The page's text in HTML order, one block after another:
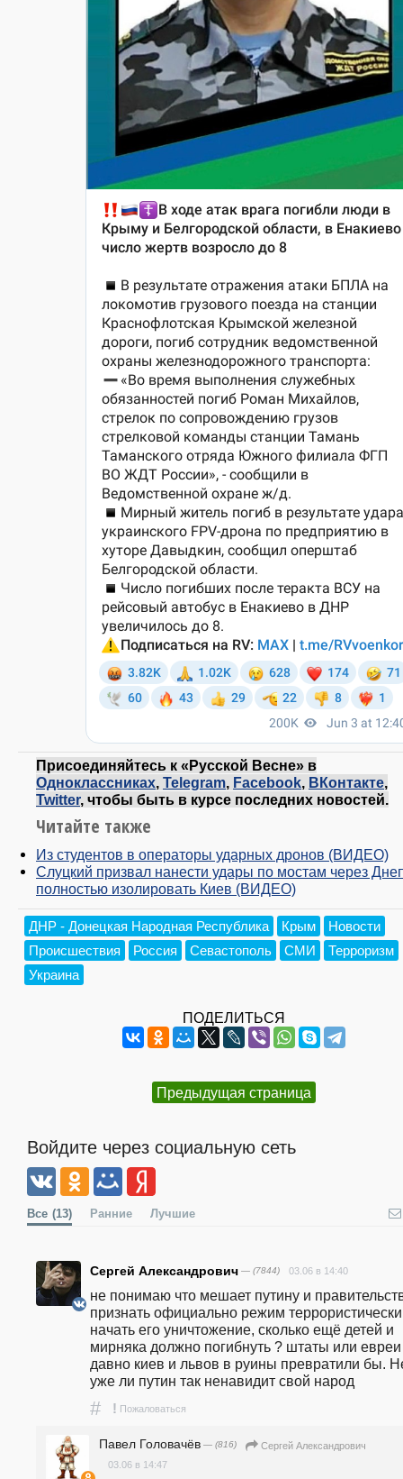
Присоединяйтесь к «Русской Весне» в
Одноклассниках, Telegram, Facebook, ВКонтакте,
Twitter, чтобы быть в курсе последних новостей.
Читайте также
Из студентов в операторы ударных дронов (ВИДЕО)
Слуцкий призвал нанести удары по мостам через
полностью изолировать Киев (ВИДЕО)
ДНР - Донецкая Народная Республика Крым
Новости
Происшествия
Россия Севастополь СМИ
Терроризм
Украина
ПОДЕЛИТЬСЯ
Предыдущая страница
Войдите через социальную сеть
Все (13) Ранние Лучшие
Сергей Александрович — (7844) 03.06 в 14:40
не понимаю что мешает путину и
признать официально режим
начать его уничтожение, сколько ещё детей и
мирняка должно погибнуть ? штаты или евреи
давно киев и львов в руины превратили бы.
уже ли путин так ненавидит свой народ
# ! Пожаловаться
Павел Головачёв — (816)
Сергей Александрович
03.06 в 14:47